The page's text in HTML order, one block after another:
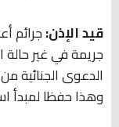
قيد الإذن:جرائم
جريمة في غير حالة
الدعوى الجنائية
وهذا حفظا لمبدأ